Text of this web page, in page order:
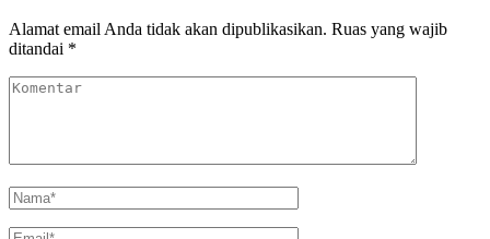
Alamat email Anda tidak akan dipublikasikan. Ruas yang wajib
ditandai *